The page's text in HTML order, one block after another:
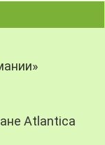
Atlantica